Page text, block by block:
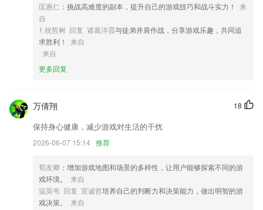
6,所有记录下来的内容都是真实有效的，为大家的办公提供好的选择参
手机云游戏免费平台软件优势
1.收集小狗的食物
2.游戏化情景教学，外教1对1高频互动。
为主的流动党员管理模式，由流出地建立流动党员党组织，并成立相应
“网络党支部”，线下线上同步开展党员教育管理服务工作，切实将组织触
角延伸到流动党员身边。
4.热门好听的儿歌故事、唐诗宋词、散文小说等，贴心精选适合0至12岁
5.打造了全方位的专业的青少儿英语教学培训服务,可以随时随地在手机
上学习英语.
6.随时进行学习考试，政策法规、专题教育等助力碎片化时间学习，在线
匡惠仁 ：挑战高难度的副本，提升自己的游戏技巧和战斗实力！
来
自
1.祝哲树 回复 诸葛洋霞与徒弟并肩作战，分享游戏乐趣，共同追
求胜利！
来自
来自
更多回复
18
万倩翔
保持身心健康，减少游戏对生活的干扰
2026-06-07 15:14 推荐
荀友卿 ：增加游戏地图和场景的多样性，让用户能够探索不同的游
戏环境。
来自
寇英韦 回复 宣诚哲培养自己的判断力和决策能力，做出明智的游
戏决策。
来自